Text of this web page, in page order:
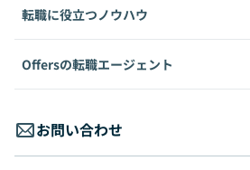
転職に役立つノウハウ
Offersの転職エージェント
お問い合わせ